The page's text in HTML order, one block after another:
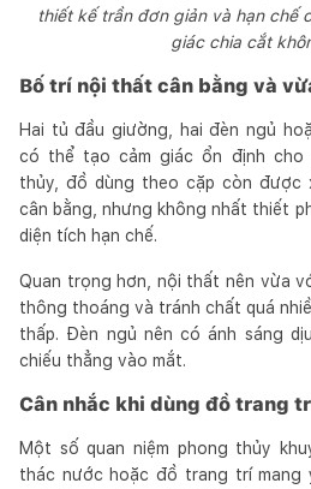
thiết kế trần đơn giản và hạn chế
giác chia cắt
Bố trí nội thất cân bằng và
Hai tủ đầu giường, hai đèn ngủ
có thể tạo cảm giác ổn định cho
thủy, đồ dùng theo cặp còn được
cân bằng, nhưng không nhất thiết
diện tích hạn chế.
Quan trọng hơn, nội thất nên vừa
thông thoáng và tránh chất quá
thấp. Đèn ngủ nên có ánh sáng
chiếu thẳng vào mắt.
Cân nhắc khi dùng đồ trang
Một số quan niệm phong thủy
thác nước hoặc đồ trang trí mang